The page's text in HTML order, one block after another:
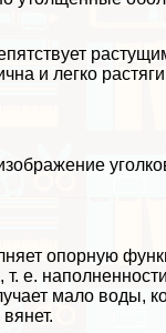
и легко
опopную
т. е.
мало воды,